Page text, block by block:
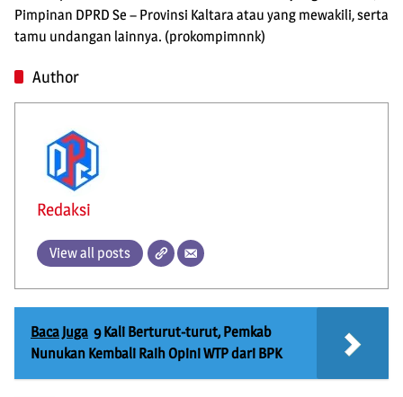
Pimpinan DPRD Se – Provinsi Kaltara atau yang mewakili, serta
tamu undangan lainnya. (prokompimnnk)
Author
Redaksi
View all posts
Baca Juga 9 Kali Berturut-turut, Pemkab
Nunukan Kembali Raih Opini WTP dari BPK